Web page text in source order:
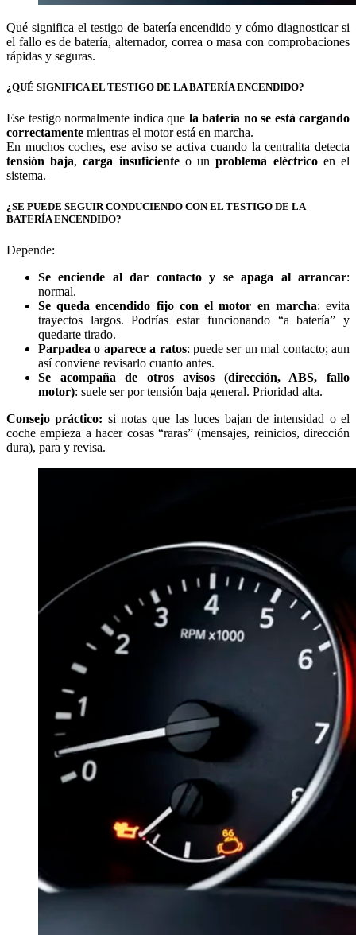
Qué significa el testigo de batería encendido y cómo diagnosticar si
el fallo es de batería, alternador, correa o masa con comprobaciones
rápidas y seguras.
¿QUÉ SIGNIFICA EL TESTIGO DE LA BATERÍA ENCENDIDO?
Ese testigo normalmente indica que la batería no se está cargando
correctamente mientras el motor está en marcha.
En muchos coches, ese aviso se activa cuando la centralita detecta
tensión baja,carga insuficienteo unproblema eléctricoen el
sistema.
¿SE PUEDE SEGUIR CONDUCIENDO CON EL TESTIGO DE LA
BATERÍA ENCENDIDO?
Depende:
Se enciende al dar contacto y se apaga al arrancar:
normal.
Se queda encendido fijo con el motor en marcha: evita
trayectos largos. Podrías estar funcionando “a batería” y
quedarte tirado.
Parpadea o aparece a ratos: puede ser un mal contacto; aun
así conviene revisarlo cuanto antes.
Se acompaña de otros avisos (dirección, ABS, fallo
motor): suele ser por tensión baja general. Prioridad alta.
Consejo práctico: si notas que las luces bajan de intensidad o el
coche empieza a hacer cosas “raras” (mensajes, reinicios, dirección
dura), para y revisa.